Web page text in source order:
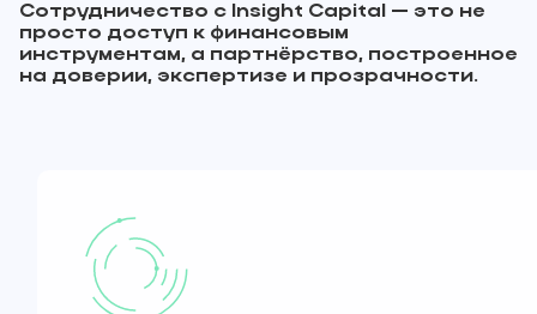
Сотрудничество с Insight Capital — это не
просто доступ к финансовым
инструментам, а партнёрство, построенное
на доверии, экспертизе и прозрачности.